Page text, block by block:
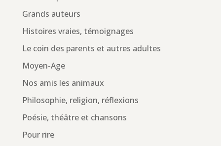
Grands auteurs
Histoires vraies, témoignages
Le coin des parents et autres adultes
Moyen-Age
Nos amis les animaux
Philosophie, religion, réflexions
Poésie, théâtre et chansons
Pour rire